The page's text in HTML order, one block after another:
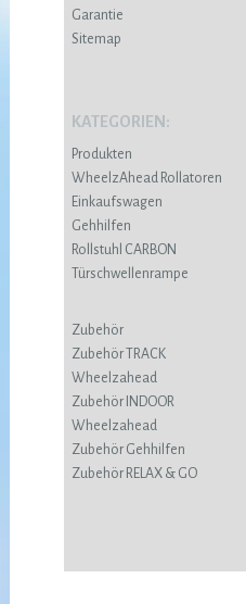
Garantie
Sitemap
KATEGORIEN:
Produkten
WheelzAhead Rollatoren
Einkaufswagen
Gehhilfen
Rollstuhl CARBON
Türschwellenrampe
Zubehör
Zubehör TRACK
Wheelzahead
Zubehör INDOOR
Wheelzahead
Zubehör Gehhilfen
Zubehör RELAX & GO